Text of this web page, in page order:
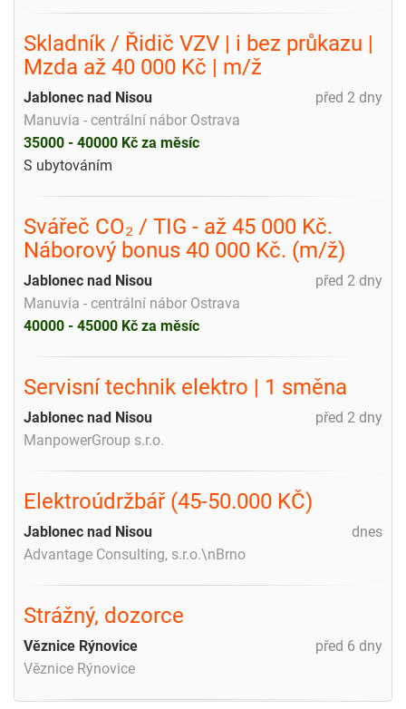
Skladník / Řidič VZV | i bez průkazu |
Mzda až 40 000 Kč | m/ž
před 2 dny
Jablonec nad Nisou
Manuvia - centrální nábor Ostrava
35000 - 40000 Kč za měsíc
S ubytováním
Svářeč CO₂ / TIG - až 45 000 Kč.
Náborový bonus 40 000 Kč. (m/ž)
před 2 dny
Jablonec nad Nisou
Manuvia - centrální nábor Ostrava
40000 - 45000 Kč za měsíc
Servisní technik elektro | 1 směna
před 2 dny
Jablonec nad Nisou
ManpowerGroup s.r.o.
Elektroúdržbář (45-50.000 KČ)
dnes
Jablonec nad Nisou
Advantage Consulting, s.r.o.\nBrno
Strážný, dozorce
před 6 dny
Věznice Rýnovice
Věznice Rýnovice